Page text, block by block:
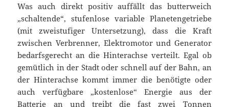
Was auch direkt positiv auffällt das butterweich
„schaltende“, stufenlose variable Planetengetriebe
(mit zweistufiger Untersetzung), dass die Kraft
zwischen Verbrenner, Elektromotor und Generator
bedarfsgerecht an die Hinterachse verteilt. Egal ob
gemütlich in der Stadt oder schnell auf der Bahn, an
der Hinterachse kommt immer die benötigte oder
auch verfügbare „kostenlose“ Energie aus der
Batterie an und treibt die fast zwei Tonnen